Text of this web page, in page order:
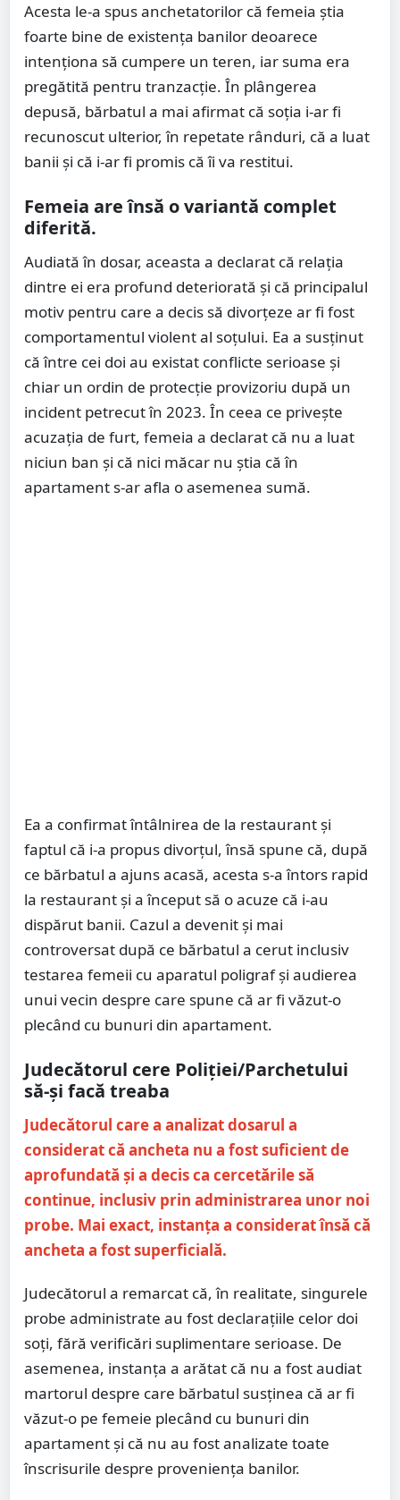
Acesta le-a spus anchetatorilor că femeia știa
foarte bine de existența banilor deoarece
intenționa să cumpere un teren, iar suma era
pregătită pentru tranzacție. În plângerea
depusă, bărbatul a mai afirmat că soția i-ar fi
recunoscut ulterior, în repetate rânduri, că a luat
banii și că i-ar fi promis că îi va restitui.
Femeia are însă o variantă complet
diferită.
Audiată în dosar, aceasta a declarat că relația
dintre ei era profund deteriorată și că principalul
motiv pentru care a decis să divorțeze ar fi fost
comportamentul violent al soțului. Ea a susținut
că între cei doi au existat conflicte serioase și
chiar un ordin de protecție provizoriu după un
incident petrecut în 2023. În ceea ce privește
acuzația de furt, femeia a declarat că nu a luat
niciun ban și că nici măcar nu știa că în
apartament s-ar afla o asemenea sumă.
Ea a confirmat întâlnirea de la restaurant și
faptul că i-a propus divorțul, însă spune că, după
ce bărbatul a ajuns acasă, acesta s-a întors rapid
la restaurant și a început să o acuze că i-au
dispărut banii. Cazul a devenit și mai
controversat după ce bărbatul a cerut inclusiv
testarea femeii cu aparatul poligraf și audierea
unui vecin despre care spune că ar fi văzut-o
plecând cu bunuri din apartament.
Judecătorul cere Poliției/Parchetului
să-și facă treaba
Judecătorul care a analizat dosarul a
considerat că ancheta nu a fost suficient de
aprofundată și a decis ca cercetările să
continue, inclusiv prin administrarea unor noi
probe. Mai exact, instanța a considerat însă că
ancheta a fost superficială.
Judecătorul a remarcat că, în realitate, singurele
probe administrate au fost declarațiile celor doi
soți, fără verificări suplimentare serioase. De
asemenea, instanța a arătat că nu a fost audiat
martorul despre care bărbatul susținea că ar fi
văzut-o pe femeie plecând cu bunuri din
apartament și că nu au fost analizate toate
înscrisurile despre proveniența banilor.